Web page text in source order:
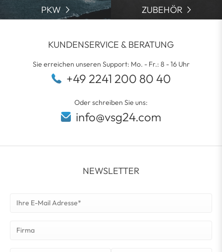
PKW ZUBEHÖR
KUNDENSERVICE & BERATUNG
Sie erreichen unseren Support: Mo. - Fr.: 8 - 16 Uhr
+49 2241 200 80 40
Oder schreiben Sie uns:
info@vsg24.com
NEWSLETTER